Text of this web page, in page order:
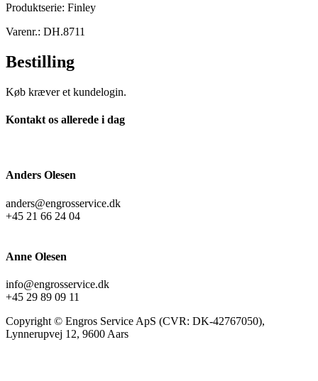
Produktserie: Finley
Varenr.: DH.8711
Bestilling
Køb kræver et kundelogin.
Kontakt os allerede i dag
Anders Olesen
anders@engrosservice.dk
+45 21 66 24 04
Anne Olesen
info@engrosservice.dk
+45 29 89 09 11
Copyright © Engros Service ApS (CVR: DK-42767050),
Lynnerupvej 12, 9600 Aars